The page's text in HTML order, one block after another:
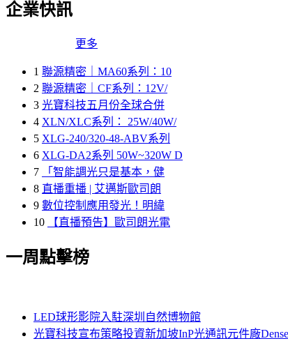
企業快訊
更多
1 聯源精密｜MA60系列：10
2 聯源精密｜CF系列：12V/
3 光寶科技五月份全球合併
4 XLN/XLC系列： 25W/40W/
5 XLG-240/320-48-ABV系列
6 XLG-DA2系列 50W~320W D
7
「智能調光只是基本，健
8 直播重播 | 艾邁斯歐司朗
9 數位控制應用發光！明緯
10
【直播預告】歐司朗光電
一周點擊榜
LED球形影院入駐深圳自然博物館
光寶科技宣布策略投資新加坡InP光通訊元件廠